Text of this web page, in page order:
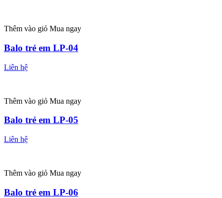
Thêm vào giỏ Mua ngay
Balo trẻ em LP-04
Liên hệ
Thêm vào giỏ Mua ngay
Balo trẻ em LP-05
Liên hệ
Thêm vào giỏ Mua ngay
Balo trẻ em LP-06